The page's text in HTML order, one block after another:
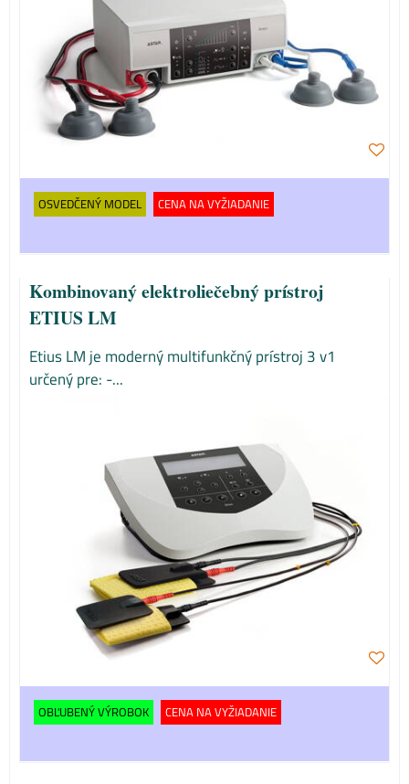
OSVEDČENÝ MODEL CENA NA VYŽIADANIE
Kombinovaný elektroliečebný prístroj
ETIUS LM
Etius LM je moderný multifunkčný prístroj 3 v1
určený pre: -...
OBĽUBENÝ VÝROBOK CENA NA VYŽIADANIE